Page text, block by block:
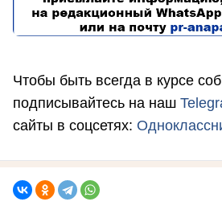
Чтобы быть всегда в курсе
подписывайтесь на наш
сайты в соцсетях: